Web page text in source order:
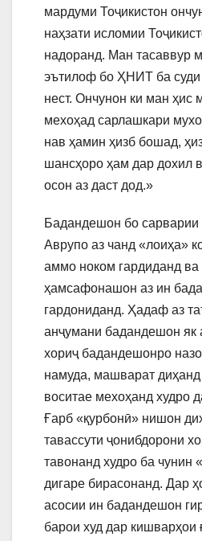
мардуми Тоҷикистон
наҳзати исломии
надоранд. Ман тасаввур
эътилоф бо ҲНИТ ба
нест. Ончунон ки ман
мехоҳад сарлашкари
нав ҳамин ҳизб бошад,
шансҳоро ҳам дар дохил
осон аз даст дод.»
Бадандешон бо сарварии
Аврупо аз чанд «лоиҳа»
аммо ноком гардиданд ва
ҳамсафонашон аз ин
гардониданд. Ҳадаф аз
анҷумани бадандешон як
хориҷ бадандешонро
намуда, машварат диҳанд
воситае мехоҳанд худро
Ғарб «қурбонӣ» нишон
тавассути ҷонибдорони
тавонанд худро ба чунин
дигаре бирасонанд. Дар
асосии ин бадандешон
барои худ дар кишварҳои